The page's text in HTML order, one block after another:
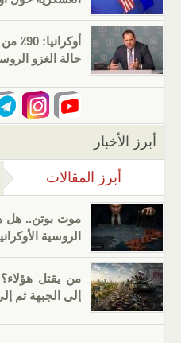
حالة الغزو
أبرز الأخبار
أبرز المقالات
موت بوتن.. هل
الروسية
من يقتل هؤلاء؟
إلى الجبهة ثم